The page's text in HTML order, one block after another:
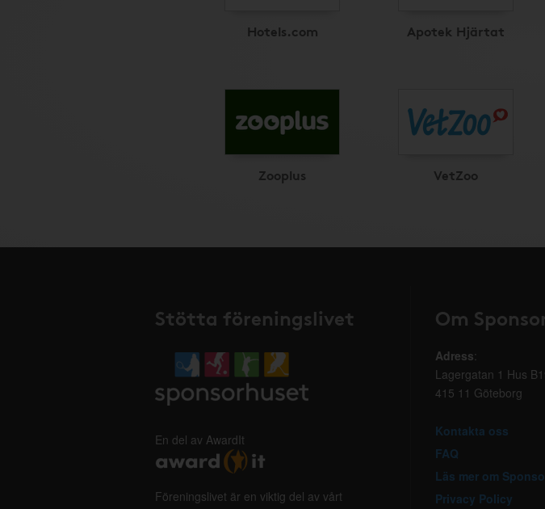
Hotels.com Apotek Hjärtat
Zooplus VetZoo
Stötta föreningslivet
En del av AwardIt
Föreningslivet är en viktig del av vårt
Om
Adress:
Lagergatan 1 Hus
415 11 Göteborg
Kontakta oss
FAQ
Läs mer om
Privacy Policy